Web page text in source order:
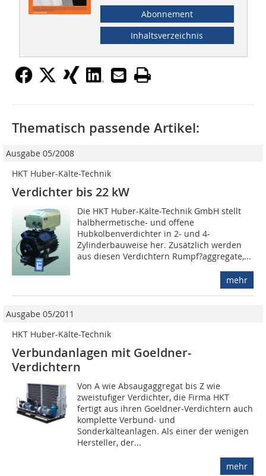
Abonnement
Inhaltsverzeichnis
Thematisch passende Artikel:
Ausgabe 05/2008
HKT Huber-Kälte-Technik
Verdichter bis 22 kW
Die HKT Huber-Kälte-Technik GmbH stellt
halbhermetische- und offene
Hubkolbenverdichter in 2- und 4-
Zylinderbauweise her. Zusätzlich werden
aus diesen Verdichtern Rumpf?aggregate,...
mehr
Ausgabe 05/2011
HKT Huber-Kälte-Technik
Verbundanlagen mit Goeldner-
Verdichtern
Von A wie Absaugaggregat bis Z wie
zweistufiger Verdichter, die Firma HKT
fertigt aus ihren Goeldner-Verdichtern auch
komplette Verbund- und
Sonderkälteanlagen. Als einer der wenigen
Hersteller, der...
mehr